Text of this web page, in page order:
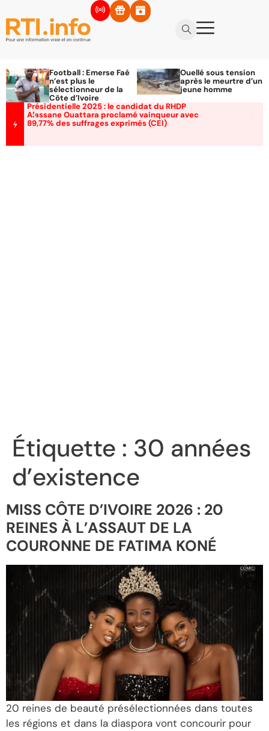
Football : Emerse Faé
n’est plus le
sélectionneur de la
Côte d’Ivoire
Ouellé sous tension
après le meurtre d’un
jeune homme
Présidentielle 2025 : le candidat du RHDP
Alassane Ouattara proclamé vainqueur avec
89,77% des suffrages exprimés (CEI)
Étiquette : 30 années
d’existence
MISS CÔTE D’IVOIRE 2026 : 20
REINES À L’ASSAUT DE LA
COURONNE DE FATIMA KONÉ
20 reines de beauté présélectionnées dans toutes
les régions et dans la diaspora vont concourir pour